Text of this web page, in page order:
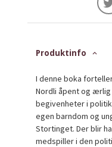
Produktinfo
I denne boka
Nordli åpent og
begivenheter i
egen barndom og
Stortinget. Der blir
medspiller i den